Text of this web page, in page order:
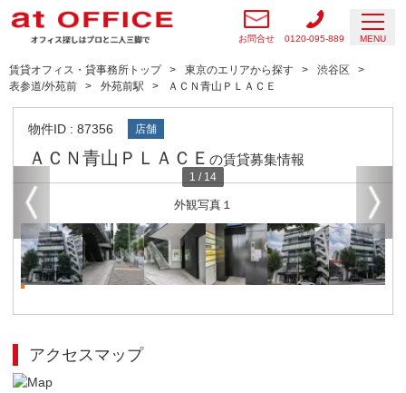
お問合せ 0120-095-889 MENU
賃貸オフィス・貸事務所トップ 東京のエリアから探す
渋谷区
表参道/外苑前
外苑前駅 ＡＣＮ青山ＰＬＡＣＥ
物件ID : 87356 店舗
ＡＣＮ青山ＰＬＡＣＥ の賃貸募集情報
外観写真１
1 / 14
アクセスマップ